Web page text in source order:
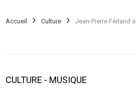
Accueil Culture Jean-Pierre Ferland
CULTURE - MUSIQUE